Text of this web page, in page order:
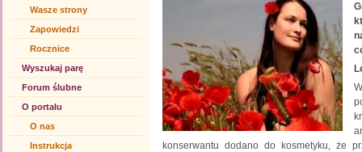
Wasze strony
Zapowiedzi
Rocznice
Wyszukaj parę
Forum ślubne
O portalu
O nas
Instrukcja
konserwantu dodano do kosmetyku, że